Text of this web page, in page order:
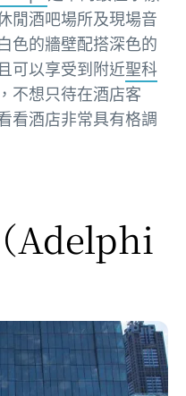
閒酒吧場所及現場音
色的牆壁配搭深色的
可以享受到附近聖科
不想只待在酒店客
看酒店非常具有格調
（Adelphi